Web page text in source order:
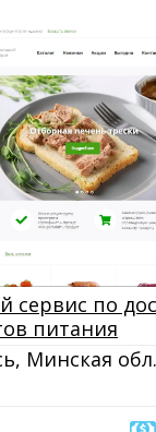
сервис по
питания
Минская